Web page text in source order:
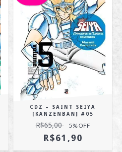
CDZ – SAINT SEIYA
[KANZENBAN] #05
R$65,00 5% OFF
R$61,90